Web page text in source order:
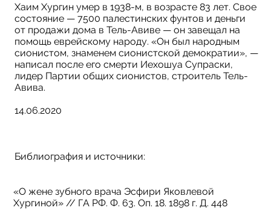
Хаим Хургин умер в 1938-м, в возрасте 83 лет. Свое
состояние — 7500 палестинских фунтов и деньги
от продажи дома в Тель-Авиве — он завещал на
помощь еврейскому народу. «Он был народным
сионистом, знаменем сионистской демократии», —
написал после его смерти Иехошуа Супраски,
лидер Партии общих сионистов, строитель Тель-
Авива.
14.06.2020
Библиография и источники:
«О жене зубного врача Эсфири Яковлевой
Хургиной» // ГА РФ. Ф. 63. Оп. 18. 1898 г. Д. 448